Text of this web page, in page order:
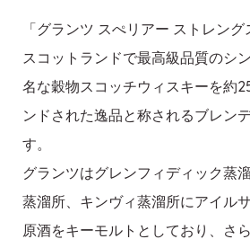
「グランツ スぺリアー ストレン
スコットランドで最高級品質のシ
名な穀物スコッチウィスキーを約
ンドされた逸品と称されるブレン
す。
グランツはグレンフィディック蒸
蒸溜所、キンヴィ蒸溜所にアイル
原酒をキーモルトとしており、さ